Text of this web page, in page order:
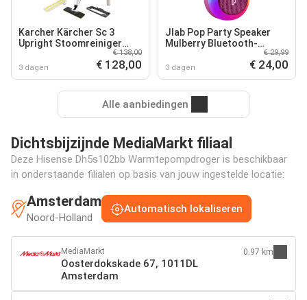
Karcher Kärcher Sc 3
Upright Stoomreiniger
3 dagen
€ 138,00
€ 128,00
Jlab Pop Party Speaker
Mulberry Bluetooth-
3 dagen
€ 29,99
€ 24,00
Alle aanbiedingen
Dichtsbijzijnde MediaMarkt filiaal
Deze Hisense Dh5s102bb Warmtepompdroger is beschikbaar
in onderstaande filialen op basis van jouw ingestelde locatie:
Amsterdam
Noord-Holland
Automatisch lokaliseren
MediaMarkt
Oosterdokskade 67, 1011DL
Amsterdam
0.97 km